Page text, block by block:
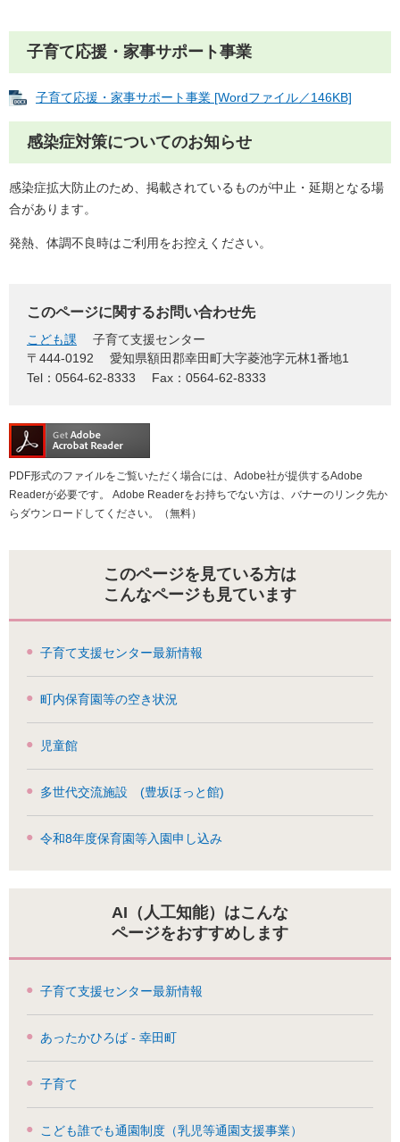
子育て応援・家事サポート事業
子育て応援・家事サポート事業 [Wordファイル／146KB]
感染症対策についてのお知らせ
感染症拡大防止のため、掲載されているものが中止・延期となる場
合があります。
発熱、体調不良時はご利用をお控えください。
このページに関するお問い合わせ先
こども課
子育て支援センター
〒444-0192
愛知県額田郡幸田町大字菱池字元林1番地1
Tel：0564-62-8333
Fax：0564-62-8333
PDF形式のファイルをご覧いただく場合には、Adobe社が提供するAdobe
Readerが必要です。
Adobe Readerをお持ちでない方は、バナーのリンク先か
らダウンロードしてください。（無料）
このページを見ている方は
こんなページも見ています
子育て支援センター最新情報
町内保育園等の空き状況
児童館
多世代交流施設 (豊坂ほっと館)
令和8年度保育園等入園申し込み
AI（人工知能）はこんな
ページをおすすめします
子育て支援センター最新情報
あったかひろば - 幸田町
子育て
こども誰でも通園制度（乳児等通園支援事業）